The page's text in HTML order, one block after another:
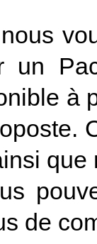
nous
un
à
de